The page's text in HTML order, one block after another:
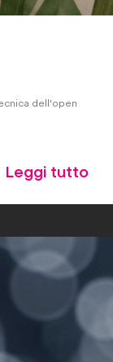
dell'open
Leggi tutto